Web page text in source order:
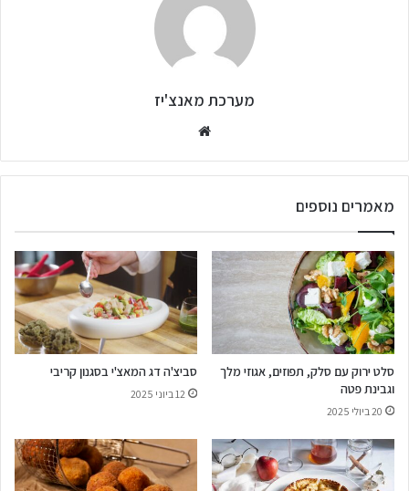
מערכת מאנצ'יז
מאמרים נוספים
סלט ירוק עם סלק, תפוזים, אגוזי מלך
וגבינת פטה
20 ביולי 2025
סביצ'ה דג המאצ'י בסגנון קריבי
12 ביוני 2025